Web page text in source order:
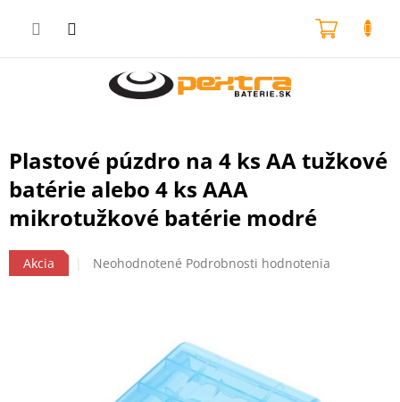
Plastové púzdro na 4 ks AA tužkové
batérie alebo 4 ks AAA
mikrotužkové batérie modré
Akcia
Priemerné
hviezdičiek.
Neohodnotené Podrobnosti hodnotenia